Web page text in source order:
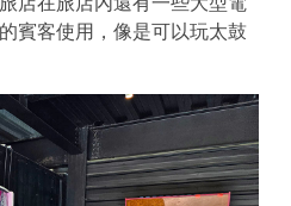
賓客使用，像是可以玩太鼓